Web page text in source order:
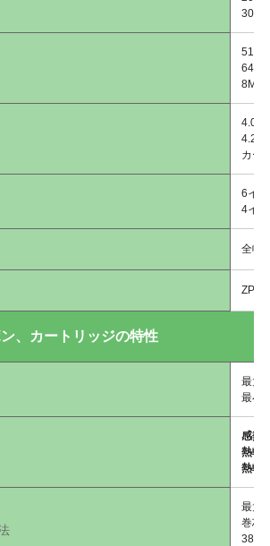
8MB
4.09
4.27
カー
6イ
4イ
全幅
ZPL
、カートリッジの特性
最大
最小
感熱
熱転
熱転
最大
巻芯